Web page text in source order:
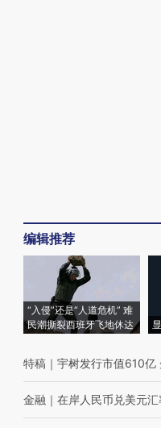
编辑推荐
“入侵”还是“人道危机” 难
民潮撕裂西班牙飞地休达
特稿 ｜ 宇树发行市值610亿
金融 ｜ 在岸人民币兑美元